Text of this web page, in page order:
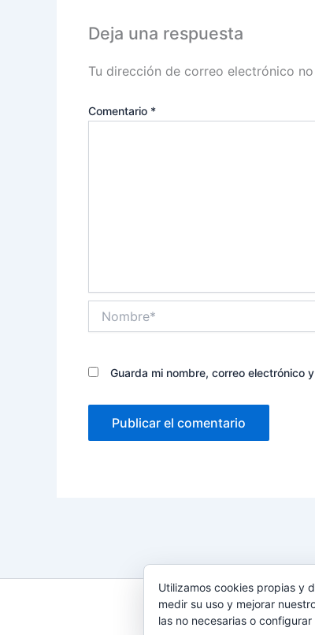
Deja una respuesta
Tu dirección de correo electrónico
Comentario *
Guarda mi nombre, correo electrónico
Utilizamos cookies propias y
medir su uso y mejorar
las no necesarias o